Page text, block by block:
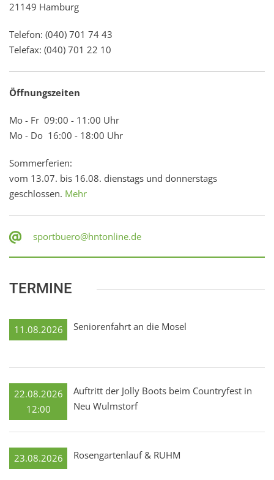
21149 Hamburg
Telefon: (040) 701 74 43
Telefax: (040) 701 22 10
Öffnungszeiten
Mo - Fr 09:00 - 11:00 Uhr
Mo - Do 16:00 - 18:00 Uhr
Sommerferien:
vom 13.07. bis 16.08. dienstags und donnerstags
geschlossen. Mehr
sportbuero@hntonline.de
TERMINE
11.08.2026 Seniorenfahrt an die Mosel
22.08.2026
12:00
Auftritt der Jolly Boots beim Countryfest in
Neu Wulmstorf
23.08.2026 Rosengartenlauf & RUHM